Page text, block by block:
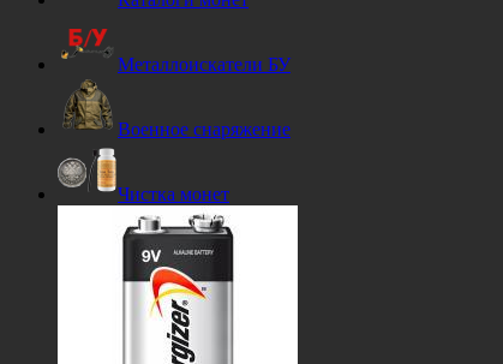
Металлоискатели БУ
Военное снаряжение
Чистка монет